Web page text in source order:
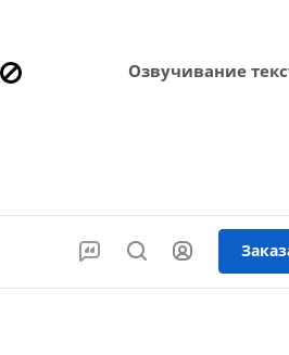
Озвучивание